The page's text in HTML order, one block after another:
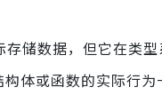
存储数据，但它在类
体或函数的实际行为